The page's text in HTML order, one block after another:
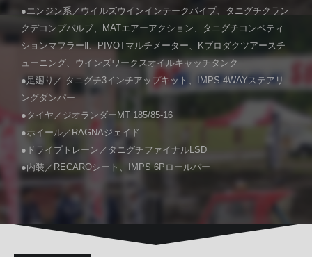
●エンジン系／ウイルズウインインテークパイプ、タニグチクラン
クデコンプバルブ、MATエアーアクション、タニグチコンペティ
ションマフラーⅡ、PIVOTマルチメーター、Kプロダクツアースチ
ューニング、ウインズワークスオイルキャッチタンク
●足廻り／ タニグチ3インチアップキット、IMPS 4WAYステアリ
ングダンパー
●タイヤ／ジオランダーMT 185/85-16
●ホイール／RAGNAジェイド
●ドライブトレーン／タニグチファイナルLSD
●内装／RECAROシート、IMPS 6Pロールバー